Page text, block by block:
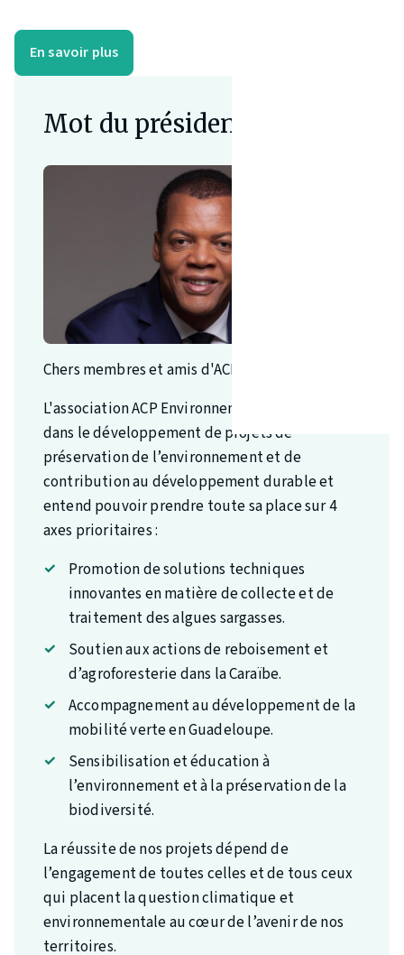
En savoir plus
Mot du président
Chers membres et amis d'ACP Environnement,
L'association ACP Environnement est engagée
dans le développement de projets de
préservation de l’environnement et de
contribution au développement durable et
entend pouvoir prendre toute sa place sur 4
axes prioritaires :
Promotion de solutions techniques
innovantes en matière de collecte et de
traitement des algues sargasses.
Soutien aux actions de reboisement et
d’agroforesterie dans la Caraïbe.
Accompagnement au développement de la
mobilité verte en Guadeloupe.
Sensibilisation et éducation à
l’environnement et à la préservation de la
biodiversité.
La réussite de nos projets dépend de
l’engagement de toutes celles et de tous ceux
qui placent la question climatique et
environnementale au cœur de l’avenir de nos
territoires.